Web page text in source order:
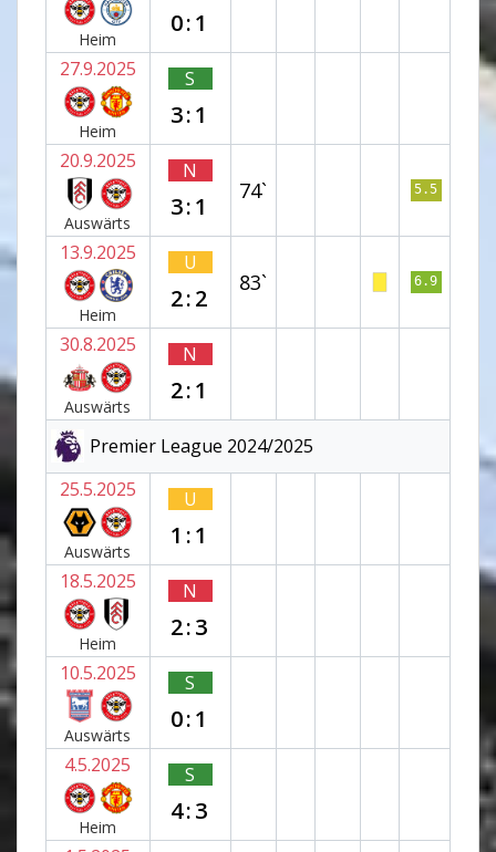
Heim
0:1
27.9.2025
Heim
S
3:1
20.9.2025
Auswärts
N
3:1
74` 5.5
13.9.2025
Heim
U
2:2
83` 6.9
30.8.2025
Auswärts
N
2:1
Premier League 2024/2025
25.5.2025
Auswärts
U
1:1
18.5.2025
Heim
N
2:3
10.5.2025
Auswärts
S
0:1
4.5.2025
Heim
S
4:3